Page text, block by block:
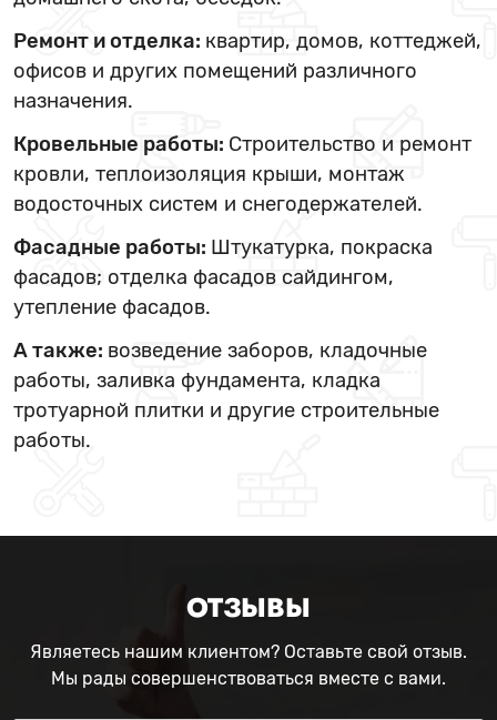
Ремонт и отделка: квартир, домов, коттеджей,
офисов и других помещений различного
назначения.
Кровельные работы: Строительство и ремонт
кровли, теплоизоляция крыши, монтаж
водосточных систем и снегодержателей.
Фасадные работы: Штукатурка, покраска
фасадов; отделка фасадов сайдингом,
утепление фасадов.
А также: возведение заборов, кладочные
работы, заливка фундамента, кладка
тротуарной плитки и другие строительные
работы.
ОТЗЫВЫ
Являетесь нашим клиентом? Оставьте свой отзыв.
Мы рады совершенствоваться вместе с вами.